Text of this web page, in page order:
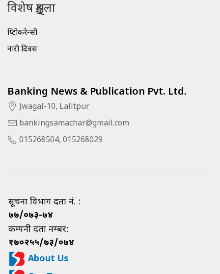
विशेष शृङ्खला
क्रिप्टोकरेन्सी
नारी दिवस
Banking News & Publication Pvt. Ltd.
Jwagal-10, Lalitpur
bankingsamachar@gmail.com
015268504, 015268029
सूचना विभाग दर्ता नं. :
७७/०७३-७४
कम्पनी दर्ता नम्बर:
१७०२५५/७३/०७४
About Us